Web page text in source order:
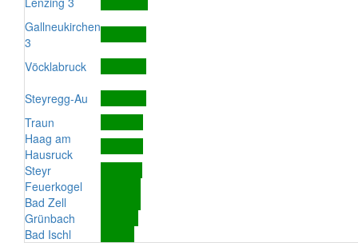
Gallneukirchen
3
Vöcklabruck
Steyregg-Au
Traun
Haag am
Hausruck
Steyr
Feuerkogel
Bad Zell
Grünbach
Bad Ischl